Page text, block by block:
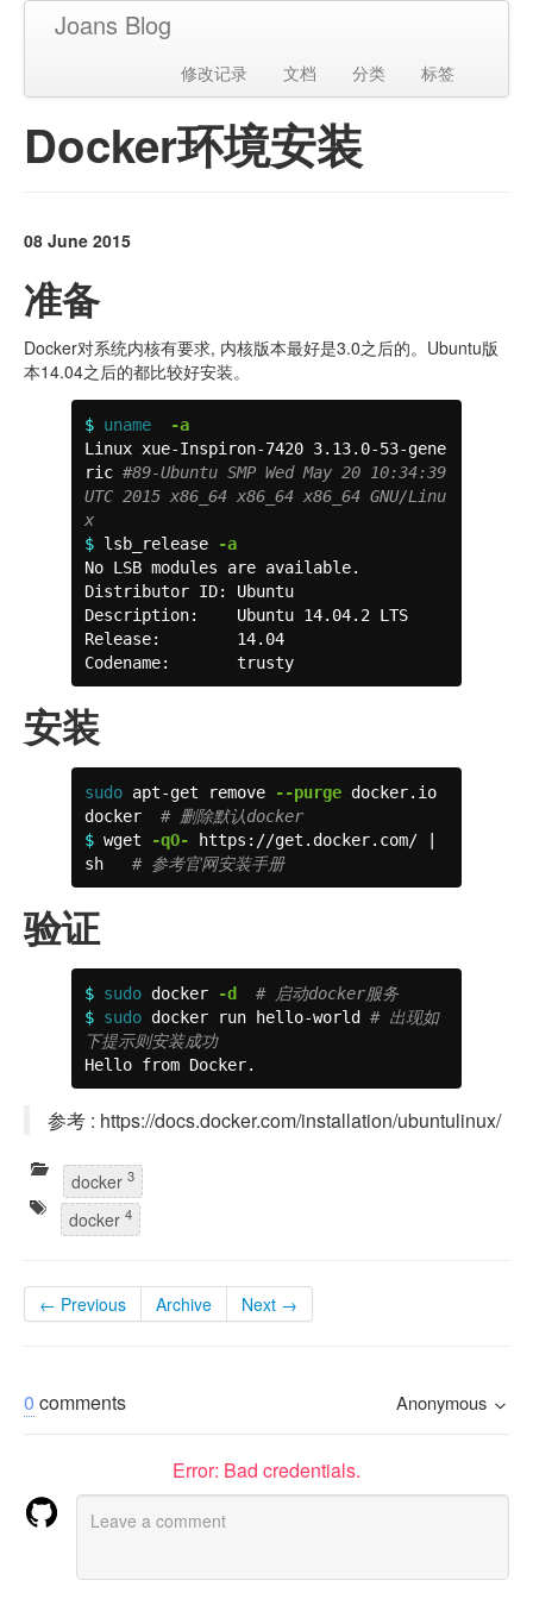
Joans Blog
修改记录 文档 分类 标签
Docker环境安装
08 June 2015
准备
Docker对系统内核有要求, 内核版本最好是3.0之后的。Ubuntu版
本14.04之后的都比较好安装。
$ uname
-a
Linux xue-Inspiron-7420 3.13.0-53-gene
ric #89-Ubuntu SMP Wed May 20 10:34:39
UTC 2015 x86_64 x86_64 x86_64 GNU/Linu
x
$ lsb_release
-a
No LSB modules are available.
Distributor ID: Ubuntu
Description:    Ubuntu 14.04.2 LTS
Release:        14.04
Codename:       trusty
安装
sudo apt-get remove --purge docker.io
docker # 删除默认docker
$ wget -qO- https://get.docker.com/ |
sh # 参考官网安装手册
验证
$ sudo docker -d
# 启动docker服务
$ sudo docker run hello-world # 出现如
下提示则安装成功
Hello from Docker.
参考 : https://docs.docker.com/installation/ubuntulinux/
docker 3
docker 4
← Previous Archive Next →
0 comments Anonymous
Error: Bad credentials.